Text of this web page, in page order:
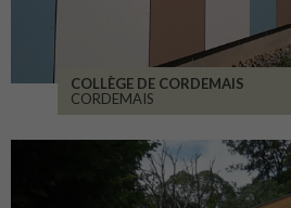
COLLÈGE DE CORDEMAIS
CORDEMAIS